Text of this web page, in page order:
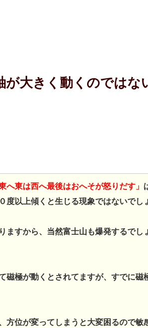
が大きく動くのではな
へ東は西へ最後はおへそが怒りだす」
度以上傾くと生じる現象ではないでし
ますから、当然富士山も爆発するでし
磁極が動くとされてますが、すでに磁
方位が変ってしまうと大変困るので敏